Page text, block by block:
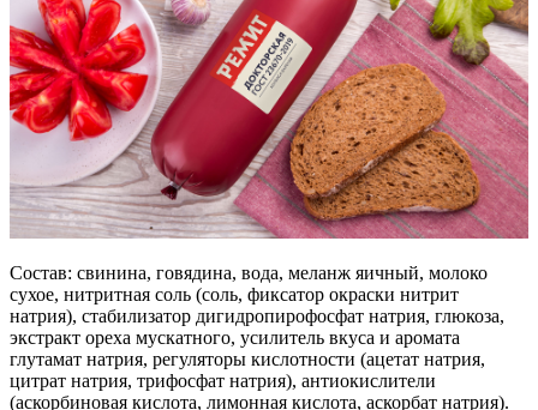
Состав: свинина, говядина, вода, меланж яичный, молоко
сухое, нитритная соль (соль, фиксатор окраски нитрит
натрия), стабилизатор дигидропирофосфат натрия, глюкоза,
экстракт ореха мускатного, усилитель вкуса и аромата
глутамат натрия, регуляторы кислотности (ацетат натрия,
цитрат натрия, трифосфат натрия), антиокислители
(аскорбиновая кислота, лимонная кислота, аскорбат натрия).